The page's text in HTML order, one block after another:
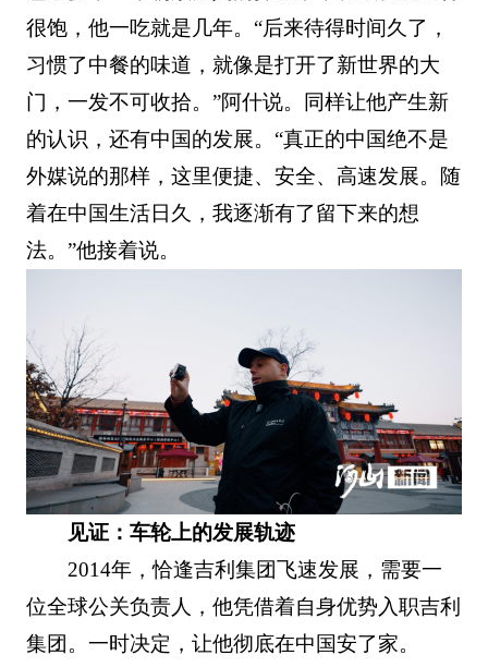
很饱，他一吃就是几年。“后来待得时间久了，
习惯了中餐的味道，就像是打开了新世界的大
门，一发不可收拾。”阿什说。同样让他产生新
的认识，还有中国的发展。“真正的中国绝不是
外媒说的那样，这里便捷、安全、高速发展。随
着在中国生活日久，我逐渐有了留下来的想
法。”他接着说。
见证：车轮上的发展轨迹
2014年，恰逢吉利集团飞速发展，需要一
位全球公关负责人，他凭借着自身优势入职吉利
集团。一时决定，让他彻底在中国安了家。